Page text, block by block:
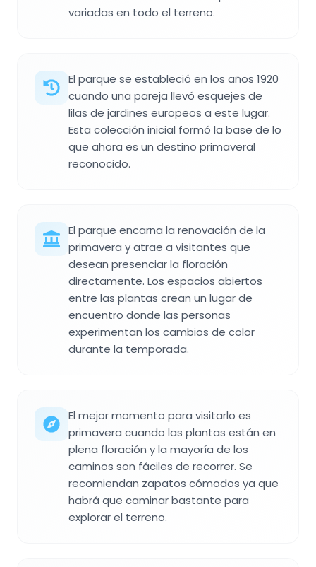
variadas en todo el terreno.
El parque se estableció en los años 1920
cuando una pareja llevó esquejes de
lilas de jardines europeos a este lugar.
Esta colección inicial formó la base de lo
que ahora es un destino primaveral
reconocido.
El parque encarna la renovación de la
primavera y atrae a visitantes que
desean presenciar la floración
directamente. Los espacios abiertos
entre las plantas crean un lugar de
encuentro donde las personas
experimentan los cambios de color
durante la temporada.
El mejor momento para visitarlo es
primavera cuando las plantas están en
plena floración y la mayoría de los
caminos son fáciles de recorrer. Se
recomiendan zapatos cómodos ya que
habrá que caminar bastante para
explorar el terreno.